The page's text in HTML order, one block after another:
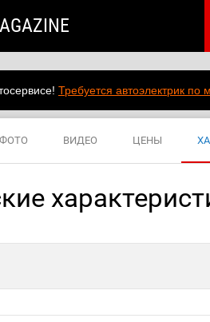
Требуется автоэлектрик
ФОТО ВИДЕО ЦЕНЫ